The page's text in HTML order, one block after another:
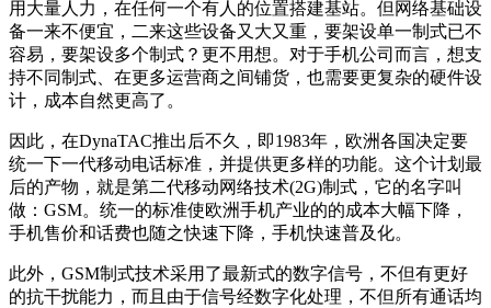
用大量人力，在任何一个有人的位置搭建基站。但网络基础设
备一来不便宜，二来这些设备又大又重，要架设单一制式已不
容易，要架设多个制式？更不用想。对于手机公司而言，想支
持不同制式、在更多运营商之间铺货，也需要更复杂的硬件设
计，成本自然更高了。
因此，在DynaTAC推出后不久，即1983年，欧洲各国决定要
统一下一代移动电话标准，并提供更多样的功能。这个计划最
后的产物，就是第二代移动网络技术(2G)制式，它的名字叫
做：GSM。统一的标准使欧洲手机产业的的成本大幅下降，
手机售价和话费也随之快速下降，手机快速普及化。
此外，GSM制式技术采用了最新式的数字信号，不但有更好
的抗干扰能力，而且由于信号经数字化处理，不但所有通话均